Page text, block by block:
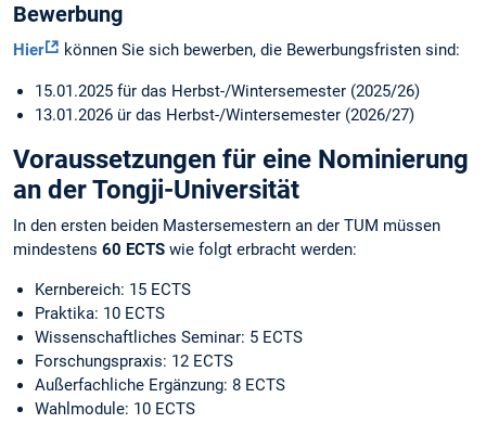
Bewerbung
Hier können Sie sich bewerben, die Bewerbungsfristen sind:
15.01.2025 für das Herbst-/Wintersemester (2025/26)
13.01.2026 ür das Herbst-/Wintersemester (2026/27)
Voraussetzungen für eine Nominierung
an der Tongji-Universität
In den ersten beiden Mastersemestern an der TUM müssen
mindestens 60 ECTS wie folgt erbracht werden:
Kernbereich: 15 ECTS
Praktika: 10 ECTS
Wissenschaftliches Seminar: 5 ECTS
Forschungspraxis: 12 ECTS
Außerfachliche Ergänzung: 8 ECTS
Wahlmodule: 10 ECTS